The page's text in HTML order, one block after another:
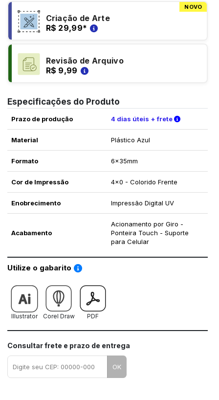
NOVO
Criação de Arte
R$ 29,99*
Revisão de Arquivo
R$ 9,99
Especificações do Produto
Prazo de produção 4 dias úteis + frete Verifique
Material Plástico Azul
Formato 6x35mm
Cor de Impressão 4x0 - Colorido Frente
Enobrecimento Impressão Digital UV
Acabamento
Acionamento por Giro -
Ponteira Touch - Suporte
para Celular
Utilize o gabarito Saiba como utilizar os nossos gabaritos
Illustrator Corel Draw PDF
Consultar frete e prazo de entrega
OK